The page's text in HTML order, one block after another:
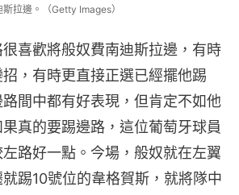
拉邊。（Getty Images）
喜歡將般奴費南迪斯拉邊，有時
，有時更直接正選已經擺他踢
間中都有好表現，但肯定不如他
真的要踢邊路，這位葡萄牙球員
路好一點。今場，般奴就在左翼
踢10號位的韋格賀斯，就將隊中